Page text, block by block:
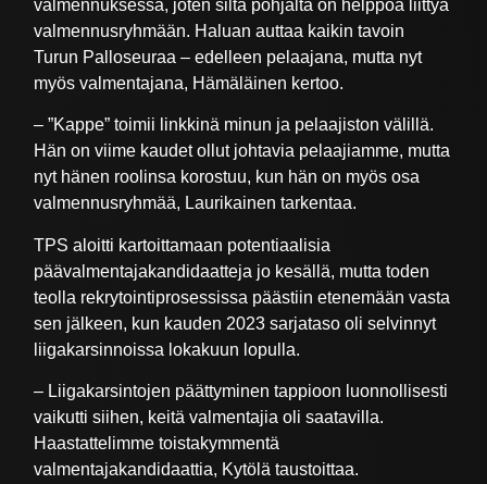
valmennuksessa, joten siltä pohjalta on helppoa liittyä
valmennusryhmään. Haluan auttaa kaikin tavoin
Turun Palloseuraa – edelleen pelaajana, mutta nyt
myös valmentajana, Hämäläinen kertoo.
– ”Kappe” toimii linkkinä minun ja pelaajiston välillä.
Hän on viime kaudet ollut johtavia pelaajiamme, mutta
nyt hänen roolinsa korostuu, kun hän on myös osa
valmennusryhmää, Laurikainen tarkentaa.
TPS aloitti kartoittamaan potentiaalisia
päävalmentajakandidaatteja jo kesällä, mutta toden
teolla rekrytointiprosessissa päästiin etenemään vasta
sen jälkeen, kun kauden 2023 sarjataso oli selvinnyt
liigakarsinnoissa lokakuun lopulla.
– Liigakarsintojen päättyminen tappioon luonnollisesti
vaikutti siihen, keitä valmentajia oli saatavilla.
Haastattelimme toistakymmentä
valmentajakandidaattia, Kytölä taustoittaa.